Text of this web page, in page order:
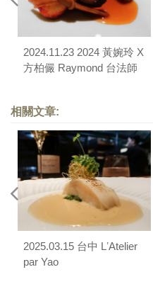
2024.11.23 2024 黃婉玲 X
方柏儼 Raymond 台法師
相關文章:
2025.03.15 台中 LʼAtelier
par Yao